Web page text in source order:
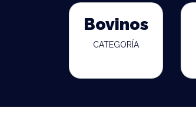
Bovinos
CATEGORÍA